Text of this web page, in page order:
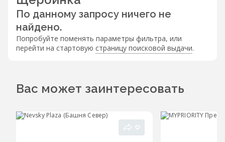
По данному запросу ничего не
найдено.
Попробуйте поменять параметры фильтра, или
перейти на стартовую страницу поисковой выдачи.
Вас может заинтересовать